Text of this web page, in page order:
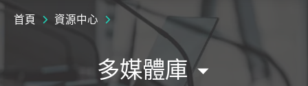
首頁 資源中心
多媒體庫